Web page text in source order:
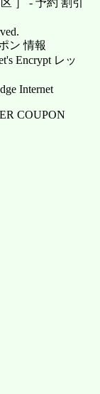
］ - 予約 割引
Encrypt レッ
Internet
COUPON